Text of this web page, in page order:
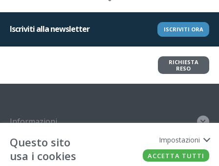
Iscriviti alla newsletter ISCRIVITI ORA
RICHIESTA
RESO
Informazioni
Contatto
Questo sito
usa i cookies
Impostazioni
ACCETTA TUTTI